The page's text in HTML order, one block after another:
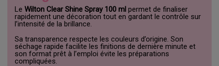
Le Wilton Clear Shine Spray 100 ml permet de finaliser
rapidement une décoration tout en gardant le contrôle sur
l’intensité de la brillance.
Sa transparence respecte les couleurs d’origine. Son
séchage rapide facilite les finitions de dernière minute et
son format prêt à l’emploi évite les préparations
compliquées.